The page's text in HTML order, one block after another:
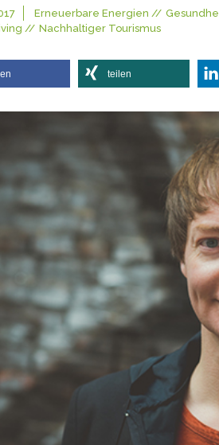
Erneuerbare Energien
Nachhaltiger Tourismus
teilen